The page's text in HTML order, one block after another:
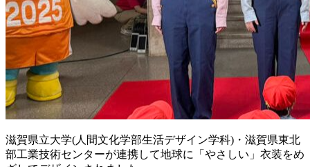
滋賀県立大学(人間文化学部生活デザイン学科)・滋賀県東北
部工業技術センターが連携して地球に「やさしい」衣装をめ